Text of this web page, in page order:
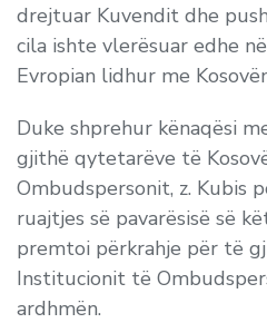
drejtuar Kuvendit dhe
cila ishte vlerësuar edhe
Evropian lidhur me
Duke shprehur kënaqësi
gjithë qytetarëve të
Ombudspersonit, z. Kubis
ruajtjes së pavarësisë së
premtoi përkrahje për të
Institucionit të
ardhmën.